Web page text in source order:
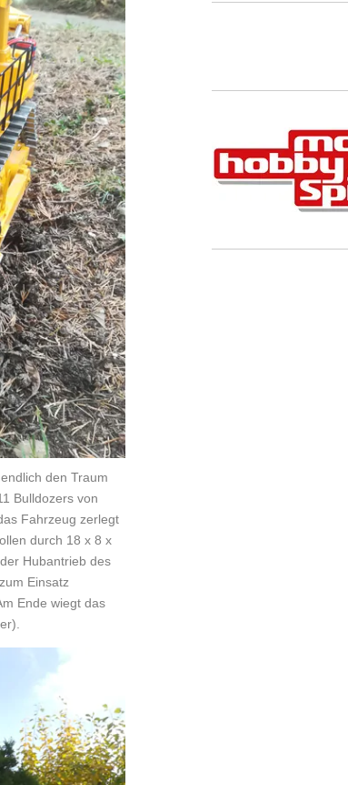
den Traum
Bulldozers von
Fahrzeug zerlegt
durch 18 x 8 x
Hubantrieb des
Einsatz
Ende wiegt das